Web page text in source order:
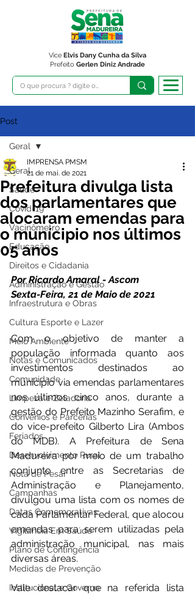
Prefeito Gerlen Diniz Andrade
Vice Elvis Dany Cunha da Silva
Post
Geral
Saúde
Covid-19
Vacinômetro
Educação
Direitos e Cidadania
Administração e Gestão
Infraestrutura e Obras
Cultura Esporte e Lazer
Meio Ambiente
Notas e Comunicados
Comunidade
Limpeza e Zeladoria
Convênios e Parcerias
Feriados
Desenvolvimento Rural
Nota de Pesar
Campanhas
Datas Comemorativas
Vigilância Em Saúde
Plano de Contingência
Medidas de Prevenção
Institucional e Governo
Geral
Prefeitura divulga lista
dos parlamentares que
alocaram emendas para
o munícipio nos últimos
05 anos
IMPRENSA PMSM
21 de mai. de 2021
Por Ricardo Amaral - Ascom
Sexta-Feira, 21 de Maio de 2021
Com o objetivo de manter a
população informada quanto aos
investimentos destinados ao
município via emendas parlamentares
nos últimos cinco anos, durante a
gestão do Prefeito Mazinho Serafim, e
do vice-prefeito Gilberto Lira (Ambos
do MDB). A Prefeitura de Sena
Madureira por meio de um trabalho
conjunto entre as Secretarias de
Administração e Planejamento,
divulgou uma lista com os nomes de
cada Parlamentar Federal, que alocou
emendas para serem utilizadas pela
administração municipal, nas mais
diversas áreas.
Vale destacar que na referida lista